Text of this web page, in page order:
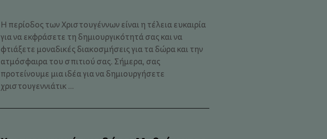
Η περίοδος των Χριστουγέννων είναι η τέλεια ευκαιρία
για να εκφράσετε τη δημιουργικότητά σας και να
φτιάξετε μοναδικές διακοσμήσεις για τα δώρα και την
ατμόσφαιρα του σπιτιού σας. Σήμερα, σας
προτείνουμε μια ιδέα για να δημιουργήσετε
χριστουγεννιάτικ ...